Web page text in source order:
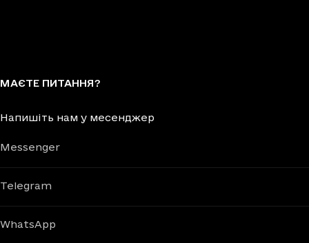
МАЄТЕ ПИТАННЯ?
Напишіть нам у месенджер
Messenger
Telegram
WhatsApp